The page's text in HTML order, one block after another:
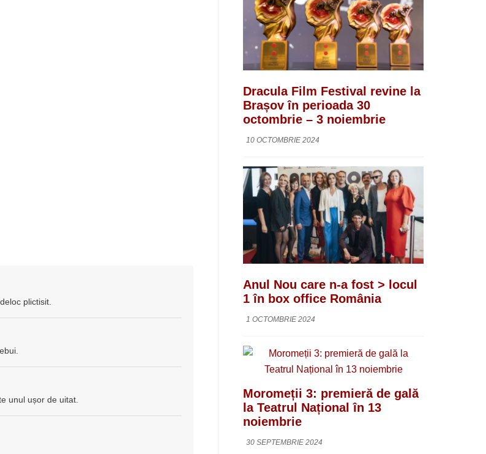
plictisit.
unul ușor de uitat.
Dracula Film Festival revine la
Brașov în perioada 30
octombrie – 3 noiembrie
10 OCTOMBRIE 2024
Anul Nou care n-a fost > locul
1 în box office România
1 OCTOMBRIE 2024
Moromeții 3: premieră de gală
la Teatrul Național în 13
noiembrie
30 SEPTEMBRIE 2024